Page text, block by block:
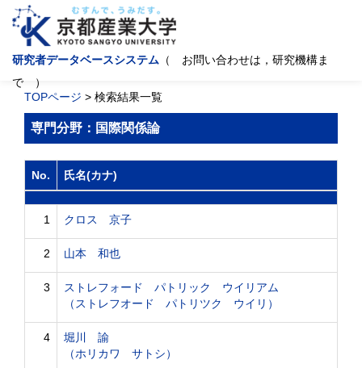
研究者データベースシステム （ お問い合わせは，研究機構ま
で ）
TOPページ > 検索結果一覧
専門分野：国際関係論
No. 氏名(カナ)
1 クロス 京子
2 山本 和也
3
ストレフォード パトリック ウイリアム
（ストレフオード パトリツク ウイリ）
4
堀川 諭
（ホリカワ サトシ）